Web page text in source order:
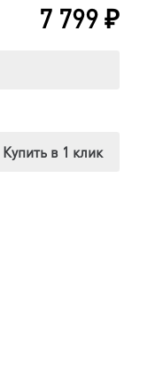
7 799₽
Купить в 1 клик